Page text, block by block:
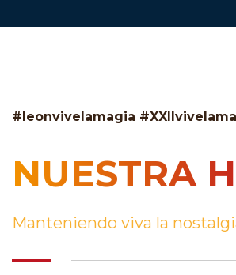
#leonvivelamagia
NUESTRA
Manteniendo viva la